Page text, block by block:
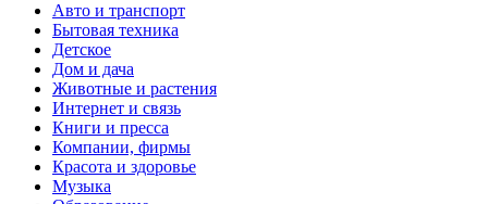
Авто и транспорт
Бытовая техника
Детское
Дом и дача
Животные и растения
Интернет и связь
Книги и пресса
Компании, фирмы
Красота и здоровье
Музыка